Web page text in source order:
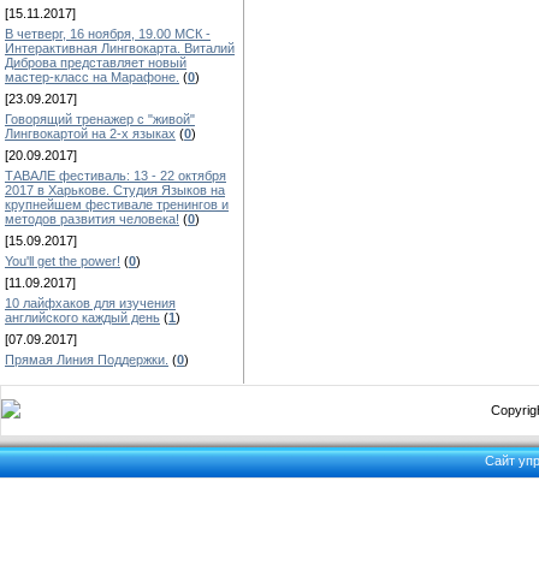
[15.11.2017]
В четверг, 16 ноября, 19.00 МСК -
Интерактивная Лингвокарта. Виталий
Диброва представляет новый
мастер-класс на Марафоне. (0)
[23.09.2017]
Говорящий тренажер с "живой"
Лингвокартой на 2-х языках (0)
[20.09.2017]
ТАВАЛЕ фестиваль: 13 - 22 октября
2017 в Харькове. Студия Языков на
крупнейшем фестивале тренингов и
методов развития человека! (0)
[15.09.2017]
You'll get the power! (0)
[11.09.2017]
10 лайфхаков для изучения
английского каждый день (1)
[07.09.2017]
Прямая Линия Поддержки. (0)
Сайт